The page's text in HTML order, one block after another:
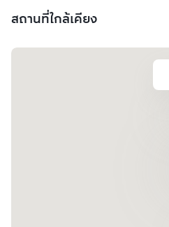
สถานที่ใกล้เคียง